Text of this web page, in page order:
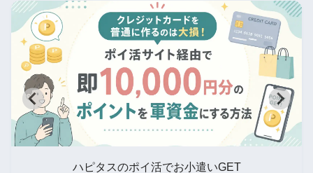
ハピタスのポイ活でお小遣いGET